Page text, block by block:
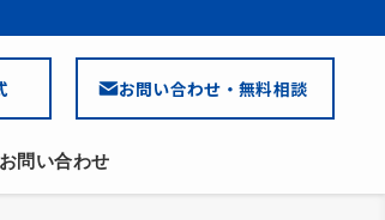
お問い合わせ
お問い合わせ・無料相談